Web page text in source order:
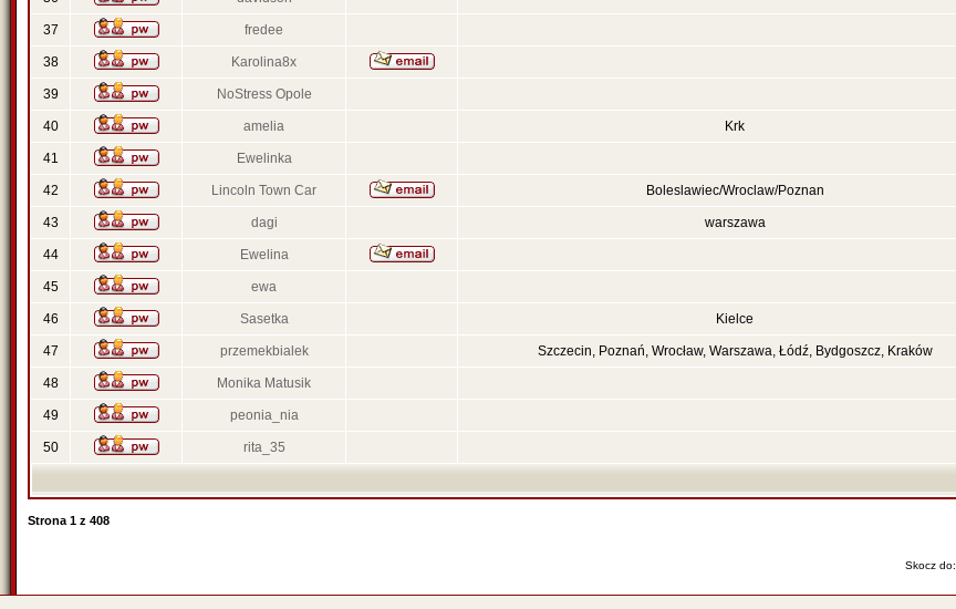
37 fredee
38 Karolina8x
39 NoStress Opole
40 amelia Krk
41 Ewelinka
42 Lincoln Town Car Boleslawiec/Wroclaw/Poznan
43 dagi warszawa
44 Ewelina
45 ewa
46 Sasetka Kielce
47 przemekbialek Szczecin, Poznań, Wrocław, Warszawa, Łódź, Bydgoszcz, Kraków
48 Monika Matusik
49 peonia_nia
50 rita_35
Strona 1 z 408
Skocz do: